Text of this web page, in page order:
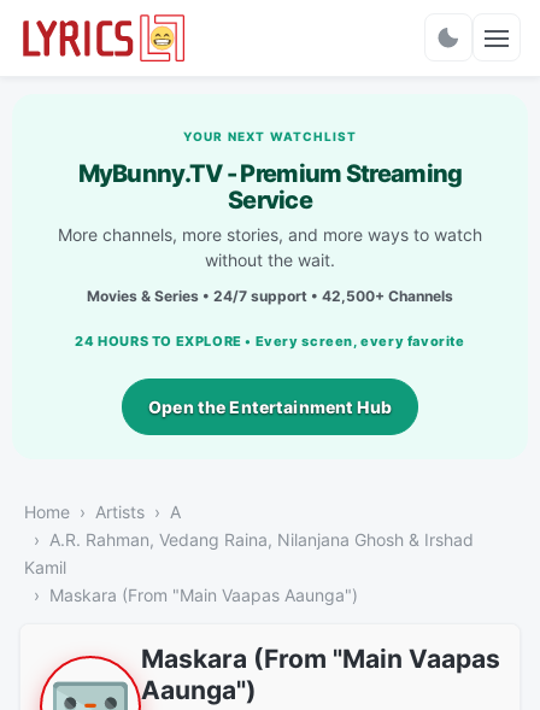
YOUR NEXT WATCHLIST
MyBunny.TV - Premium Streaming
Service
More channels, more stories, and more ways to watch
without the wait.
Movies & Series • 24/7 support • 42,500+ Channels
24 HOURS TO EXPLORE • Every screen, every favorite
Open the Entertainment Hub
Home Artists
A
A.R. Rahman, Vedang Raina, Nilanjana Ghosh & Irshad
Kamil
Maskara (From "Main Vaapas Aaunga")
Maskara (From "Main Vaapas
Aaunga")